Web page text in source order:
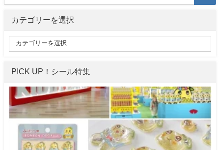
カテゴリーを選択
PICK UP！シール特集